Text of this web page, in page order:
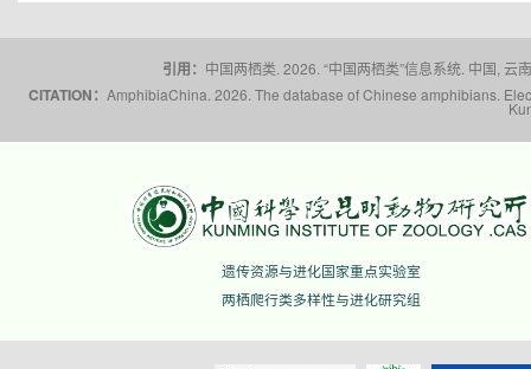
引用： 中国两栖类. 2026. “中国两栖类”信息系统. 中国,
CITATION： AmphibiaChina. 2026. The database of Chinese amphibians.
遗传资源与进化国家重点实验室
两栖爬行类多样性与进化研究组